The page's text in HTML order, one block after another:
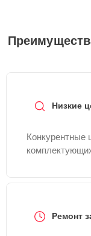
Низкие
Конкурентные
Ремонт